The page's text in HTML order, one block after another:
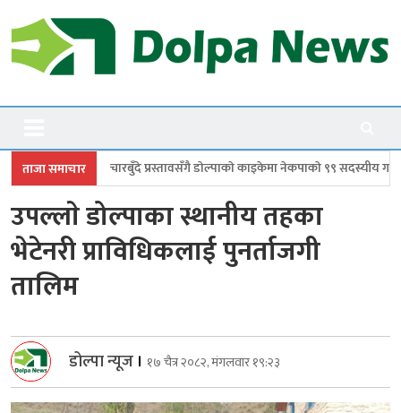
to
content
Dolpanews
ताजा समाचारडाेल्पाकाे काइकेमा नेकपाकाे ९९ सदस्यीय गाउँ समिति गठन
उपल्लाे डोल्पाका स्थानीय तहका
भेटेनरी प्राविधिकलाई पुनर्ताजगी
तालिम
डोल्पा न्यूज । १७ चैत्र २०८२, मंगलवार १९:२३